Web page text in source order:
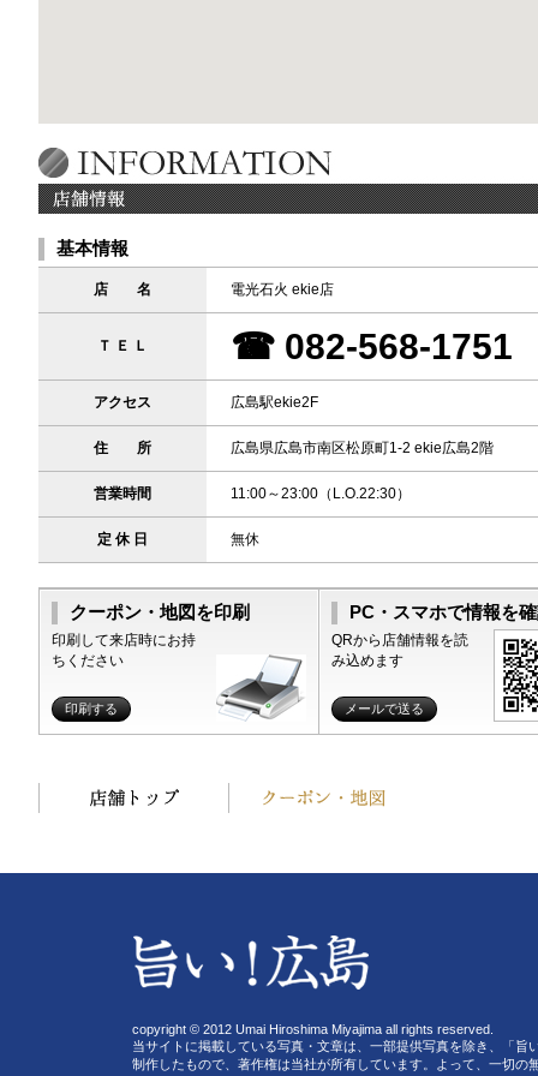
基本情報
店 名 電光石火 ekie店
Ｔ Ｅ Ｌ ☎ 082-568-1751
アクセス 広島駅ekie2F
住 所 広島県広島市南区松原町1-2 ekie広島2階
営業時間 11:00～23:00（L.O.22:30）
定 休 日 無休
クーポン・地図を印刷
印刷して来店時にお持
ちください
印刷する
PC・スマホで情報を
QRから店舗情報を読
み込めます
メールで送る
copyright © 2012 Umai Hiroshima Miyajima all rights reserved.
当サイトに掲載している写真・文章は、一部提供写真を除き、「旨
制作したもので、著作権は当社が所有しています。よって、一切の